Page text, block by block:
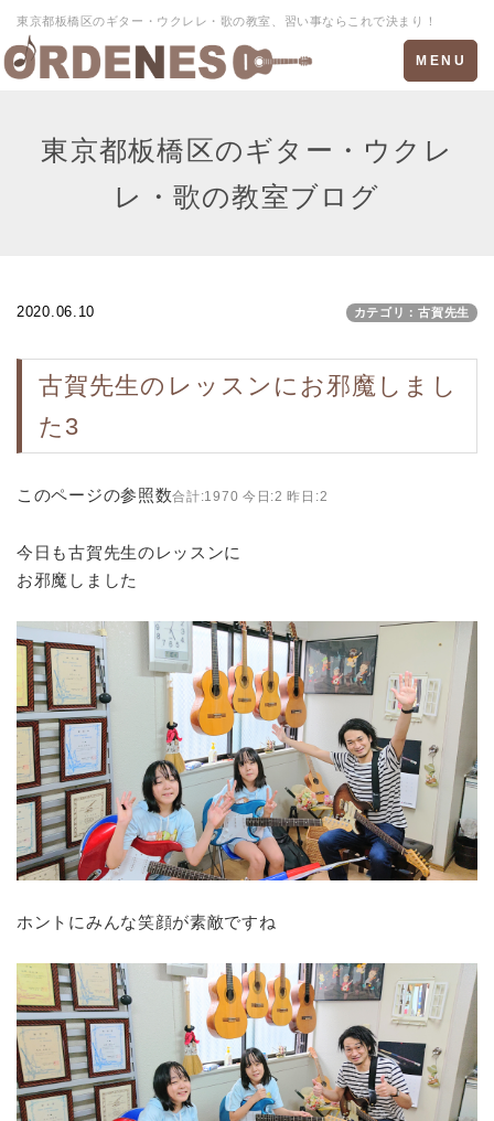
東京都板橋区のギター・ウクレレ・歌の教室、習い事ならこれで決まり！
Toggle
navigation
MENU
東京都板橋区のギター・ウクレ
レ・歌の教室ブログ
2020.06.10 カテゴリ：古賀先生
古賀先生のレッスンにお邪魔しまし
た3
このページの参照数合計:1970 今日:2 昨日:2
今日も古賀先生のレッスンに
お邪魔しました
ホントにみんな笑顔が素敵ですね